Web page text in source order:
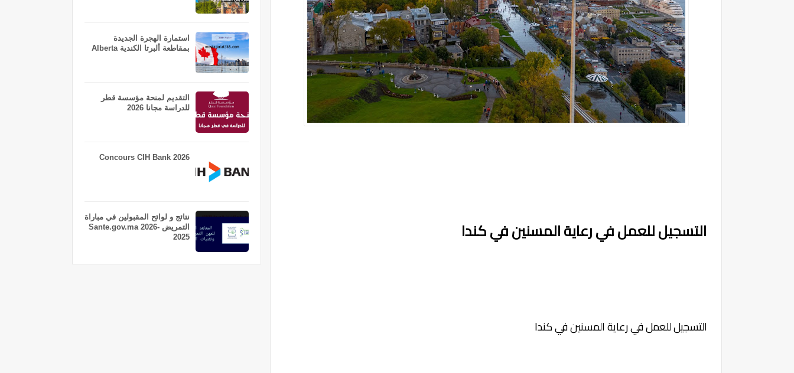
التسجيل للعمل في رعاية المسنين في كندا
التسجيل للعمل في رعاية المسنين في كندا
استمارة الهجرة الجديدة
بمقاطعة ألبرتا الكندية Alberta
التقديم لمنحة مؤسسة قطر
للدراسة مجانا 2026
Concours CIH Bank 2026
نتائج و لوائح المقبولين في مباراة
التمريض Sante.gov.ma 2026-
2025